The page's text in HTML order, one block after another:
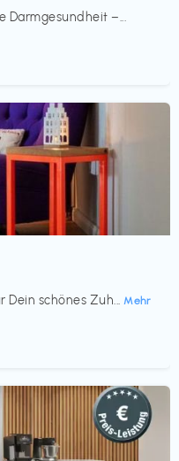
Darmgesundheit –...
Dein schönes Zuh... Mehr